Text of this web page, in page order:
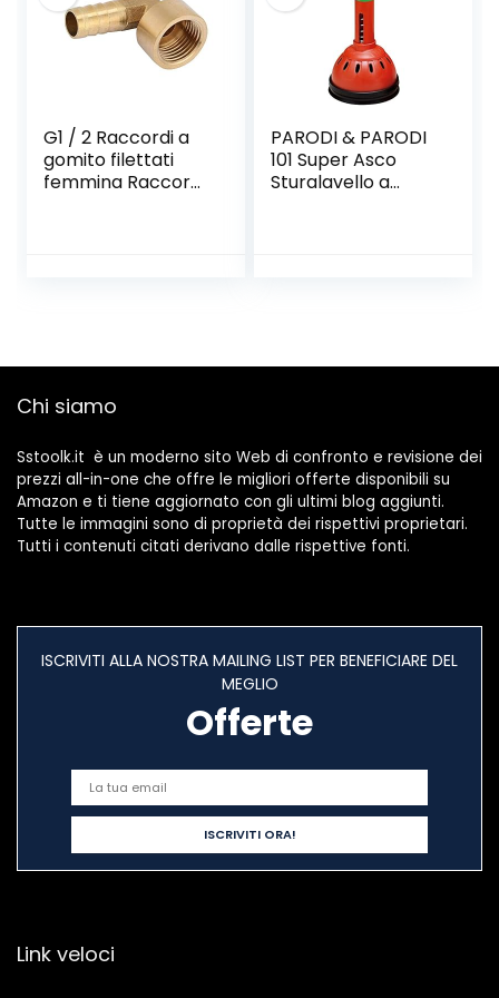
M24 Adattatori
per Ugelli, Argento
G1 / 2 Raccordi a
gomito filettati
femmina Raccordi
PARODI & PARODI
101 Super Asco
Sturalavello a
Chi siamo
Sstoolk.it è un moderno sito Web di confronto e revisione dei
prezzi all-in-one che offre le migliori offerte disponibili su
Amazon e ti tiene aggiornato con gli ultimi blog aggiunti.
Tutte le immagini sono di proprietà dei rispettivi proprietari.
Tutti i contenuti citati derivano dalle rispettive fonti.
ISCRIVITI ALLA NOSTRA MAILING LIST PER BENEFICIARE DEL
MEGLIO
Offerte
Link veloci